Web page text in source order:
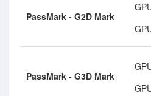
PassMark - G2D Mark
PassMark - G3D Mark